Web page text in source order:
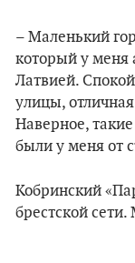
– Маленький
который у меня
Латвией.
улицы,
Наверное,
были у меня от
Кобринский
брестской